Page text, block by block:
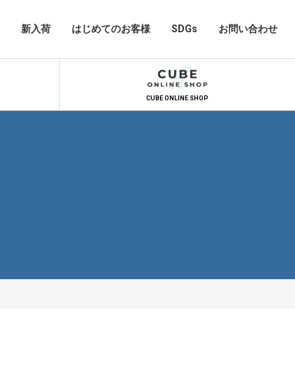
新入荷 はじめてのお客様 SDGs お問い合わせ
CUBE ONLINE SHOP